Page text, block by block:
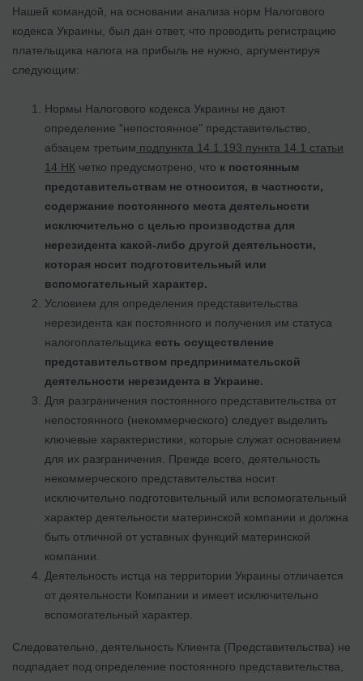
Нашей командой, на основании анализа норм Налогового
кодекса Украины, был дан ответ, что проводить регистрацию
плательщика налога на прибыль не нужно, аргументируя
следующим:
Нормы Налогового кодекса Украины не дают
определение "непостоянное" представительство,
абзацем третьим подпункта 14.1.193 пункта 14.1 статьи
14 НК четко предусмотрено, что к постоянным
представительствам не относится, в частности,
содержание постоянного места деятельности
исключительно с целью производства для
нерезидента какой-либо другой деятельности,
которая носит подготовительный или
вспомогательный характер.
Условием для определения представительства
нерезидента как постоянного и получения им статуса
налогоплательщика есть осуществление
представительством предпринимательской
деятельности нерезидента в Украине.
Для разграничения постоянного представительства от
непостоянного (некоммерческого) следует выделить
ключевые характеристики, которые служат основанием
для их разграничения. Прежде всего, деятельность
некоммерческого представительства носит
исключительно подготовительный или вспомогательный
характер деятельности материнской компании и должна
быть отличной от уставных функций материнской
компании.
Деятельность истца на территории Украины отличается
от деятельности Компании и имеет исключительно
вспомогательный характер.
Следовательно, деятельность Клиента (Представительства) не
подпадает под определение постоянного представительства,